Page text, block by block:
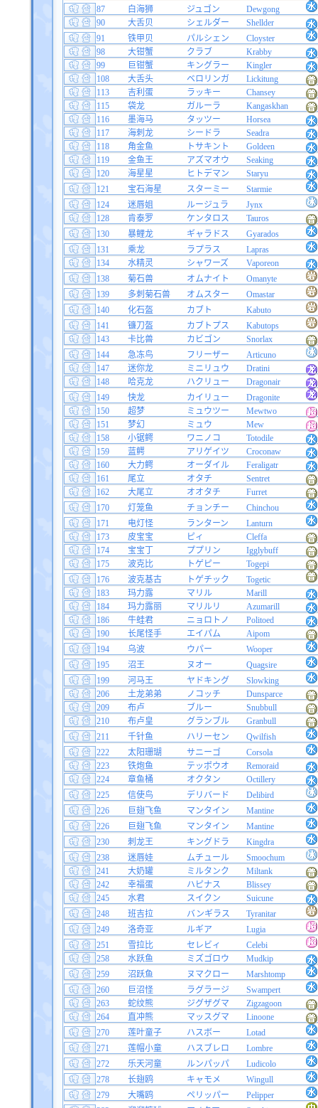
87
白海狮 ジュゴン
Dewgong
90
大舌贝 シェルダー
Shellder
91
铁甲贝 パルシェン
Cloyster
98
大钳蟹 クラブ
Krabby
99
巨钳蟹 キングラー
Kingler
108
大舌头 ベロリンガ
Lickitung
113
吉利蛋 ラッキー
Chansey
115
袋龙 ガルーラ
Kangaskhan
116
墨海马 タッツー
Horsea
117
海刺龙 シードラ
Seadra
118
角金鱼 トサキント
Goldeen
119
金鱼王 アズマオウ
Seaking
120
海星星 ヒトデマン
Staryu
121
宝石海星 スターミー
Starmie
124
迷唇姐 ルージュラ
Jynx
128
肯泰罗 ケンタロス
Tauros
130
暴鲤龙 ギャラドス
Gyarados
131
乘龙 ラプラス
Lapras
134
水精灵 シャワーズ
Vaporeon
138
菊石兽 オムナイト
Omanyte
139
多刺菊石兽 オムスター
Omastar
140
化石盔 カブト
Kabuto
141
镰刀盔 カブトプス
Kabutops
143
卡比兽 カビゴン
Snorlax
144
急冻鸟 フリーザー
Articuno
147
迷你龙 ミニリュウ
Dratini
148
哈克龙 ハクリュー
Dragonair
149
快龙 カイリュー
Dragonite
150
超梦 ミュウツー
Mewtwo
151
梦幻 ミュウ
Mew
158
小锯鳄 ワニノコ
Totodile
159
蓝鳄 アリゲイツ
Croconaw
160
大力鳄 オーダイル
Feraligatr
161
尾立 オタチ
Sentret
162
大尾立 オオタチ
Furret
170
灯笼鱼 チョンチー
Chinchou
171
电灯怪 ランターン
Lanturn
173
皮宝宝 ピィ
Cleffa
174
宝宝丁 ププリン
Igglybuff
175
波克比 トゲピー
Togepi
176
波克基古 トゲチック
Togetic
183
玛力露 マリル
Marill
184
玛力露丽 マリルリ
Azumarill
186
牛蛙君 ニョロトノ
Politoed
190
长尾怪手 エイパム
Aipom
194
乌波 ウパー
Wooper
195
沼王 ヌオー
Quagsire
199
河马王 ヤドキング
Slowking
206
土龙弟弟 ノコッチ
Dunsparce
209
布卢 ブルー
Snubbull
210
布卢皇 グランブル
Granbull
211
千针鱼 ハリーセン
Qwilfish
222
太阳珊瑚 サニーゴ
Corsola
223
铁炮鱼 テッポウオ
Remoraid
224
章鱼桶 オクタン
Octillery
225
信使鸟 デリバード
Delibird
226
巨翅飞鱼 マンタイン
Mantine
226
巨翅飞鱼 マンタイン
Mantine
230
刺龙王 キングドラ
Kingdra
238
迷唇娃 ムチュール
Smoochum
241
大奶罐 ミルタンク
Miltank
242
幸福蛋 ハピナス
Blissey
245
水君 スイクン
Suicune
248
班吉拉 バンギラス
Tyranitar
249
洛奇亚 ルギア
Lugia
251
雪拉比 セレビィ
Celebi
258
水跃鱼 ミズゴロウ
Mudkip
259
沼跃鱼 ヌマクロー
Marshtomp
260
巨沼怪 ラグラージ
Swampert
263
蛇纹熊 ジグザグマ
Zigzagoon
264
直冲熊 マッスグマ
Linoone
270
莲叶童子 ハスボー
Lotad
271
莲帽小童 ハスブレロ
Lombre
272
乐天河童 ルンパッパ
Ludicolo
278
长翅鸥 キャモメ
Wingull
279
大嘴鸥 ペリッパー
Pelipper